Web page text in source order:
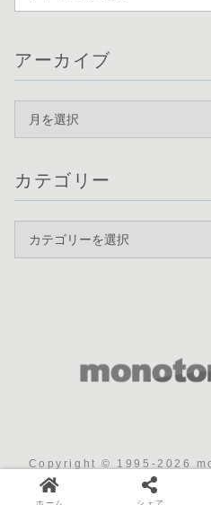
アーカイブ
カテゴリー
Copyright © 1995-2026
ホーム シェア